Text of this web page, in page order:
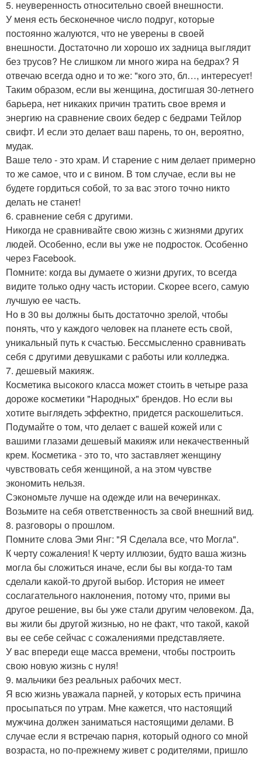
5. неуверенность относительно своей внешности.
У меня есть бесконечное число подруг, которые
постоянно жалуются, что не уверены в своей
внешности. Достаточно ли хорошо их задница выглядит
без трусов? Не слишком ли много жира на бедрах? Я
отвечаю всегда одно и то же: "кого это, бл…, интересует!
Таким образом, если вы женщина, достигшая 30-летнего
барьера, нет никаких причин тратить свое время и
энергию на сравнение своих бедер с бедрами Тейлор
свифт. И если это делает ваш парень, то он, вероятно,
мудак.
Ваше тело - это храм. И старение с ним делает примерно
то же самое, что и с вином. В том случае, если вы не
будете гордиться собой, то за вас этого точно никто
делать не станет!
6. сравнение себя с другими.
Никогда не сравнивайте свою жизнь с жизнями других
людей. Особенно, если вы уже не подросток. Особенно
через Facebook.
Помните: когда вы думаете о жизни других, то всегда
видите только одну часть истории. Скорее всего, самую
лучшую ее часть.
Но в 30 вы должны быть достаточно зрелой, чтобы
понять, что у каждого человек на планете есть свой,
уникальный путь к счастью. Бессмысленно сравнивать
себя с другими девушками с работы или колледжа.
7. дешевый макияж.
Косметика высокого класса может стоить в четыре раза
дороже косметики "Народных" брендов. Но если вы
хотите выглядеть эффектно, придется раскошелиться.
Подумайте о том, что делает с вашей кожей или с
вашими глазами дешевый макияж или некачественный
крем. Косметика - это то, что заставляет женщину
чувствовать себя женщиной, а на этом чувстве
экономить нельзя.
Сэкономьте лучше на одежде или на вечеринках.
Возьмите на себя ответственность за свой внешний вид.
8. разговоры о прошлом.
Помните слова Эми Янг: "Я Сделала все, что Могла".
К черту сожаления! К черту иллюзии, будто ваша жизнь
могла бы сложиться иначе, если бы вы когда-то там
сделали какой-то другой выбор. История не имеет
сослагательного наклонения, потому что, прими вы
другое решение, вы бы уже стали другим человеком. Да,
вы жили бы другой жизнью, но не факт, что такой, какой
вы ее себе сейчас с сожалениями представляете.
У вас впереди еще масса времени, чтобы построить
свою новую жизнь с нуля!
9. мальчики без реальных рабочих мест.
Я всю жизнь уважала парней, у которых есть причина
просыпаться по утрам. Мне кажется, что настоящий
мужчина должен заниматься настоящими делами. В
случае если я встречаю парня, который одного со мной
возраста, но по-прежнему живет с родителями, пришло